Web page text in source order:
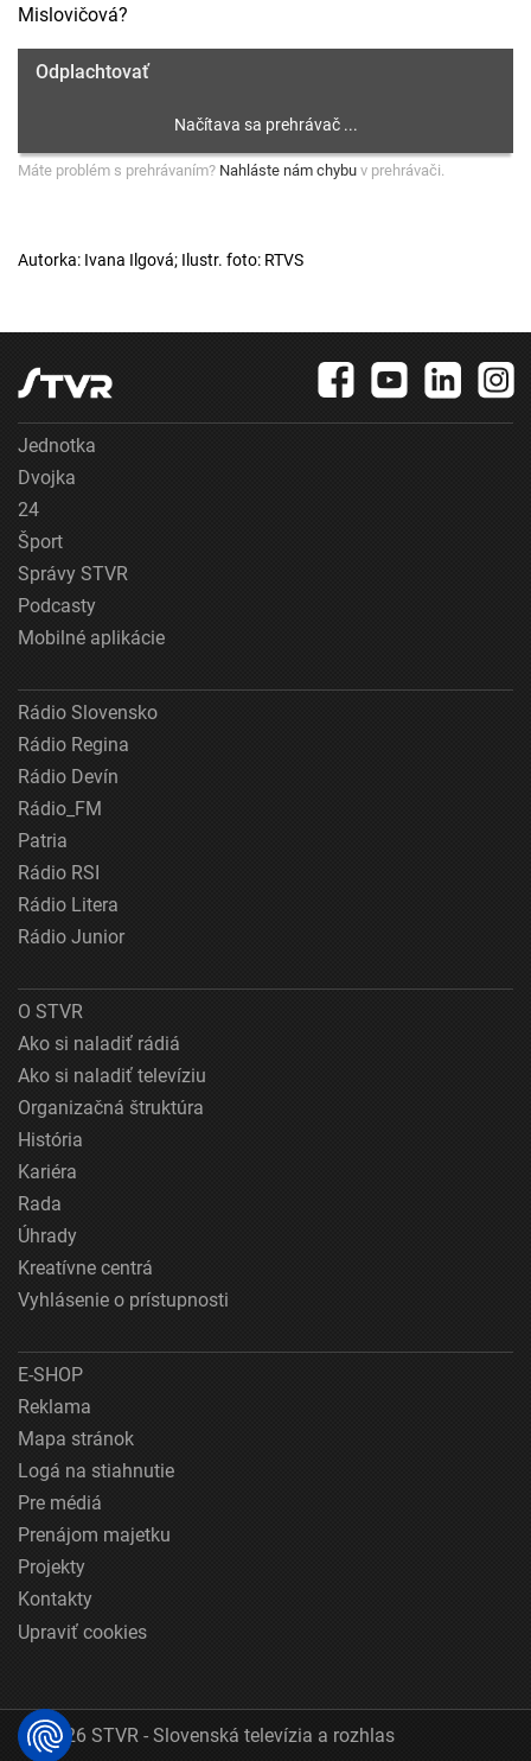
Mislovičová?
Odplachtovať
Máte problém s prehrávaním? Nahláste nám chybu v prehrávači.
Autorka: Ivana Ilgová; Ilustr. foto: RTVS
Jednotka
Dvojka
24
Šport
Správy STVR
Podcasty
Mobilné aplikácie
Rádio Slovensko
Rádio Regina
Rádio Devín
Rádio_FM
Patria
Rádio RSI
Rádio Litera
Rádio Junior
O STVR
Ako si naladiť rádiá
Ako si naladiť televíziu
Organizačná štruktúra
História
Kariéra
Rada
Úhrady
Kreatívne centrá
Vyhlásenie o prístupnosti
E-SHOP
Reklama
Mapa stránok
Logá na stiahnutie
Pre médiá
Prenájom majetku
Projekty
Kontakty
Upraviť cookies
© 2026 STVR - Slovenská televízia a rozhlas